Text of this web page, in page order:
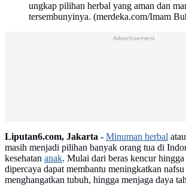
ungkap pilihan herbal yang aman dan
tersembunyinya. (merdeka.com/Imam
Advertisement
Liputan6.com, Jakarta - Minuman herbal atau
masih menjadi pilihan banyak orang tua di
kesehatan anak. Mulai dari beras kencur
dipercaya dapat membantu meningkatkan nafsu
menghangatkan tubuh, hingga menjaga daya